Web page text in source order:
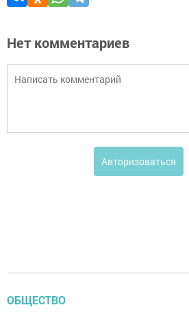
Нет комментариев
Авторизоваться
ОБЩЕСТВО